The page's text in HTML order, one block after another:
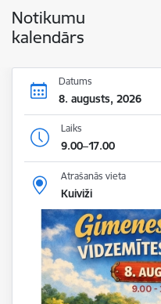
Notikumu
kalendārs
Datums
8. augusts, 2026
Laiks
9.00–17.00
Atrašanās vieta
Kuiviži